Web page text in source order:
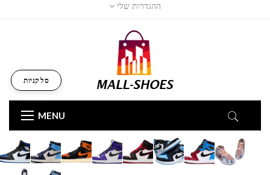
ההגדרות שלי
MENU
סל קניות